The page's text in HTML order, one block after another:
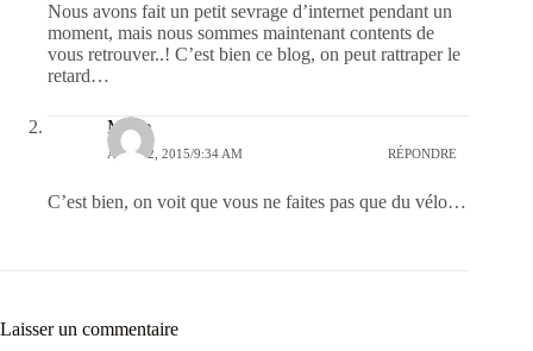
Nous avons fait un petit sevrage d’internet pendant un
moment, mais nous sommes maintenant contents de
vous retrouver..! C’est bien ce blog, on peut rattraper le
retard…
Marie
AOÛT 2, 2015/9:34 AM RÉPONDRE
C’est bien, on voit que vous ne faites pas que du vélo…
Laisser un commentaire